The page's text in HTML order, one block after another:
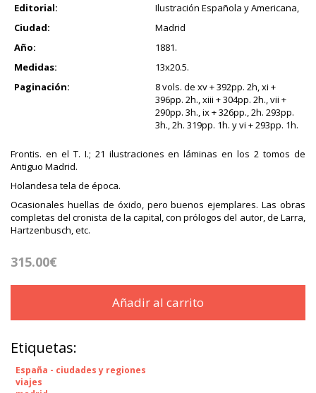
Editorial:
Ilustración Española y Americana,
Ciudad:
Madrid
Año:
1881.
Medidas:
13x20.5.
Paginación:
8 vols. de xv + 392pp. 2h, xi +
396pp. 2h., xiii + 304pp. 2h., vii +
290pp. 3h., ix + 326pp., 2h. 293pp.
3h., 2h. 319pp. 1h. y vi + 293pp. 1h.
Frontis. en el T. I.; 21 ilustraciones en láminas en los 2 tomos de
Antiguo Madrid.
Holandesa tela de época.
Ocasionales huellas de óxido, pero buenos ejemplares. Las obras
completas del cronista de la capital, con prólogos del autor, de Larra,
Hartzenbusch, etc.
315.00€
Añadir al carrito
Etiquetas:
España - ciudades y regiones
viajes